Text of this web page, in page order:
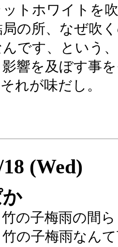
トホワイトを
局の所、なぜ吹
です、という
響を及ぼす事
れが味だし。
(Wed)
の子梅雨の間
の子梅雨なん